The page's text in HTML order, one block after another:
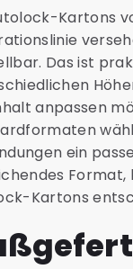
Kartons
Das ist
anpassen
ein
Kartons